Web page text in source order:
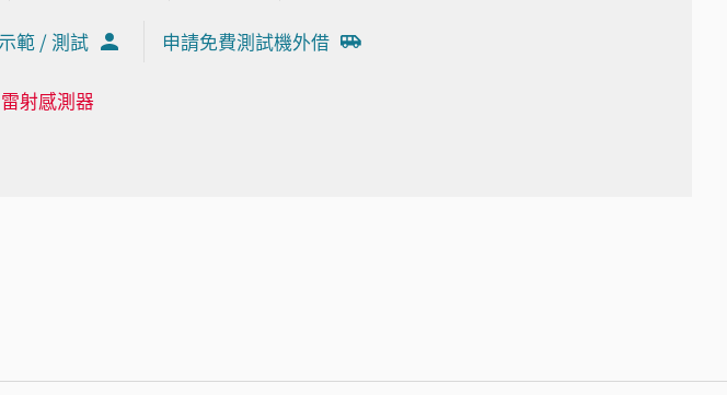
範 / 測試 申請免費測試機外借
雷射感測器